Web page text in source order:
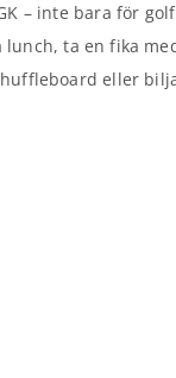
– inte bara för
lunch, ta en fika
eller